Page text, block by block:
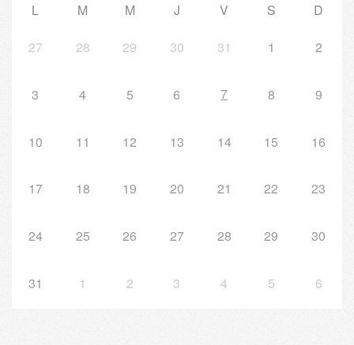
L M M J V S D
27 28 29 30 31 1 2
3 4 5 6 7 8 9
10 11 12 13 14 15 16
17 18 19 20 21 22 23
24 25 26 27 28 29 30
31 1 2 3 4 5 6